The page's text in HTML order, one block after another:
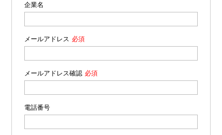
企業名
メールアドレス
メールアドレス確認
電話番号